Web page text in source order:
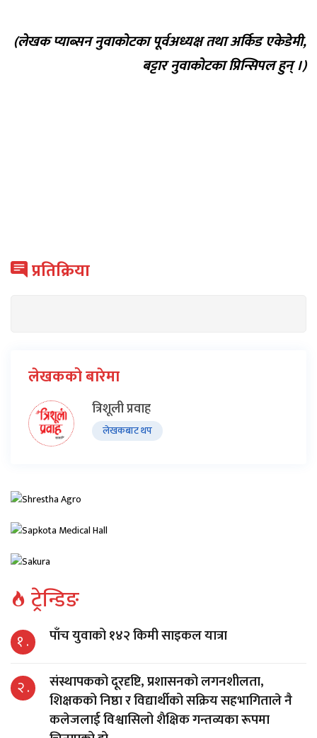
(लेखक प्याब्सन नुवाकोटका पूर्वअध्यक्ष तथा अर्किड एकेडेमी,
बट्टार नुवाकोटका प्रिन्सिपल हुन् ।)
प्रतिक्रिया
लेखकको बारेमा
त्रिशूली प्रवाह
लेखकबाट थप
ट्रेन्डिङ
१ . पाँच युवाको १४२ किमी साइकल यात्रा
२ .
संस्थापकको दूरदृष्टि, प्रशासनको लगनशीलता,
शिक्षकको निष्ठा र विद्यार्थीको सक्रिय सहभागिताले नै
कलेजलाई विश्वासिलो शैक्षिक गन्तव्यका रूपमा